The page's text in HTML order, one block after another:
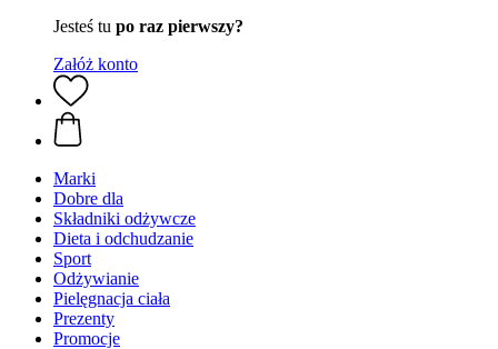
Jesteś tu po raz pierwszy?
Załóż konto
Marki
Dobre dla
Składniki odżywcze
Dieta i odchudzanie
Sport
Odżywianie
Pielęgnacja ciała
Prezenty
Promocje